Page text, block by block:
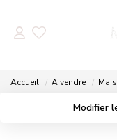
Accueil A vendre
Modifier